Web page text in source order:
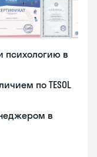
психологию в
по TESOL
в